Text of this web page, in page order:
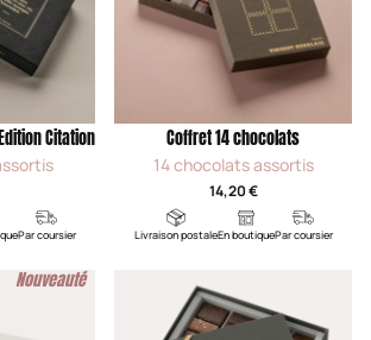
Citation
Par coursier
Coffret 14 chocolats
14 chocolats assortis
14,20 €
Livraison postaleEn boutiquePar coursier
Nouveauté